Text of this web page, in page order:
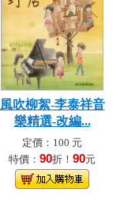
風吹柳絮-李泰祥音
樂精選-改編...
定價：100 元
特價： 90折！ 90元